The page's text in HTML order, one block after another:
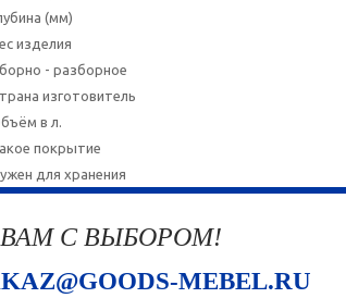
(мм)
изделия
- разборное
изготовитель
в л.
покрытие
для хранения
С ВЫБОРОМ!
MEBEL.RU